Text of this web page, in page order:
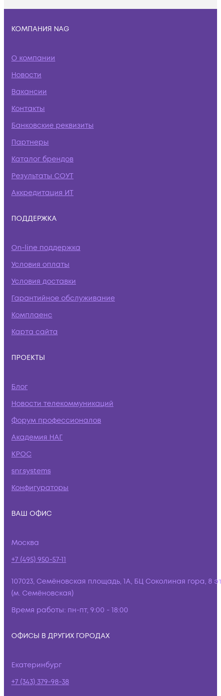
КОМПАНИЯ NAG
О компании
Новости
Вакансии
Контакты
Банковские реквизиты
Партнеры
Каталог брендов
Результаты СОУТ
Аккредитация ИТ
ПОДДЕРЖКА
On-line поддержка
Условия оплаты
Условия доставки
Гарантийное обслуживание
Комплаенс
Карта сайта
ПРОЕКТЫ
Блог
Новости телекоммуникаций
Форум профессионалов
Академия НАГ
КРОС
snr.systems
Конфигураторы
ВАШ ОФИС
Москва
+7 (495) 950-57-11
107023, Семёновская площадь, 1А, БЦ Соколиная гора, 8
(м. Семёновская)
Время работы: пн-пт, 9:00 - 18:00
ОФИСЫ В ДРУГИХ ГОРОДАХ
Екатеринбург
+7 (343) 379-98-38